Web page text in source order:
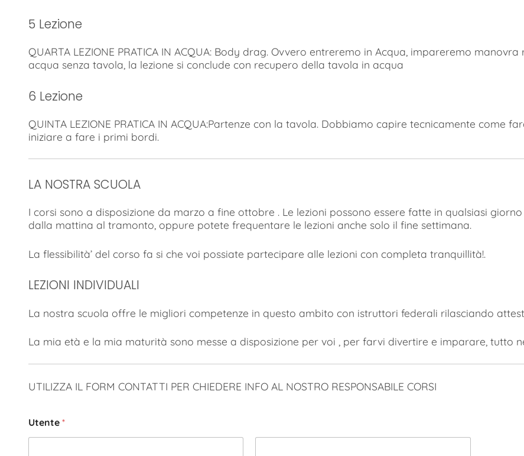
5 Lezione
QUARTA LEZIONE PRATICA IN ACQUA: Body drag. Ovvero entreremo in Acqua, impareremo
acqua senza tavola, la lezione si conclude con recupero della tavola in acqua
6 Lezione
QUINTA LEZIONE PRATICA IN ACQUA:Partenze con la tavola. Dobbiamo capire tecnicamente
iniziare a fare i primi bordi.
LA NOSTRA SCUOLA
I corsi sono a disposizione da marzo a fine ottobre . Le lezioni possono essere fatte in qualsiasi
dalla mattina al tramonto, oppure potete frequentare le lezioni anche solo il fine settimana.
La flessibilità’ del corso fa si che voi possiate partecipare alle lezioni con completa tranquillità!.
LEZIONI INDIVIDUALI
La nostra scuola offre le migliori competenze in questo ambito con istruttori federali rilasciando
La mia età e la mia maturità sono messe a disposizione per voi , per farvi divertire e imparare, tutto
UTILIZZA IL FORM CONTATTI PER CHIEDERE INFO AL NOSTRO RESPONSABILE CORSI
Utente *